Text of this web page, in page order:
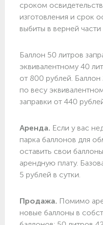
сроком
изготовления и срок
выбиты в верней
Баллон 50 литров
эквивалентному 40
от 800 рублей. Баллон
по весу
заправки от 440
Аренда. Если у вас
парка баллонов для
оставить свои
арендную плату.
5 рублей в сутки.
Продажа. Помимо
новые баллоны в